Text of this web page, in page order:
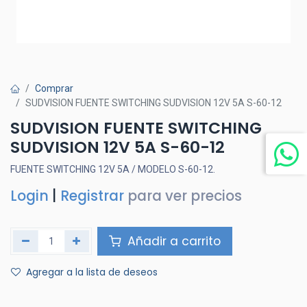
Comprar
SUDVISION FUENTE SWITCHING SUDVISION 12V 5A S-60-12
SUDVISION FUENTE SWITCHING
SUDVISION 12V 5A S-60-12
FUENTE SWITCHING 12V 5A / MODELO S-60-12.
Login Registrar para ver precios
Añadir a carrito
Agregar a la lista de deseos